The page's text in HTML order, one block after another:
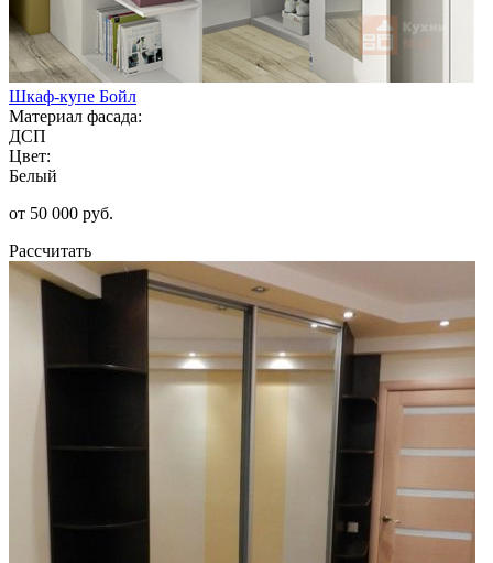
Шкаф-купе Бойл
Материал фасада:
ДСП
Цвет:
Белый
от 50 000 руб.
Рассчитать